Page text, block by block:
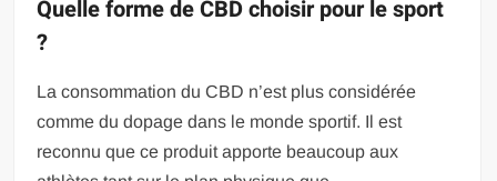
Quelle forme de CBD choisir pour le sport
?
La consommation du CBD n’est plus considérée
comme du dopage dans le monde sportif. Il est
reconnu que ce produit apporte beaucoup aux